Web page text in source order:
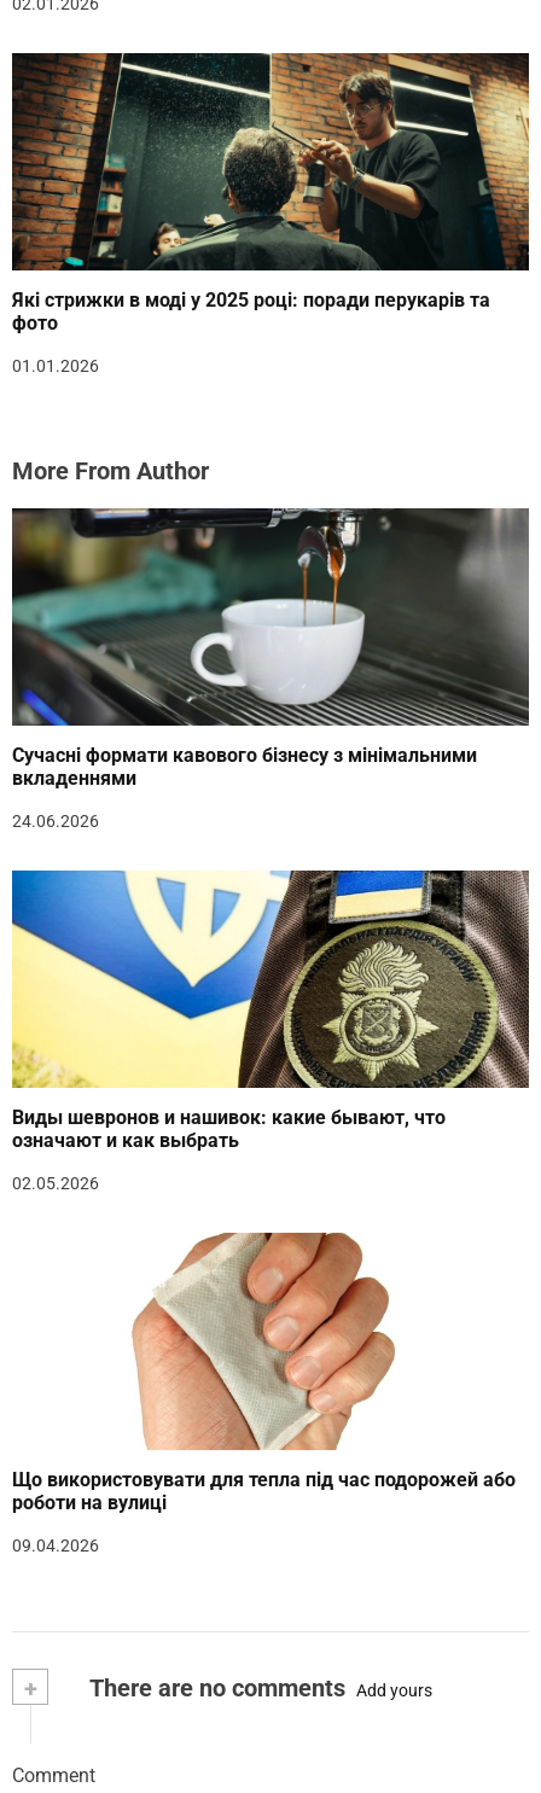
02.01.2026
Які стрижки в моді у 2025 році: поради перукарів та
фото
01.01.2026
More From Author
Сучасні формати кавового бізнесу з мінімальними
вкладеннями
24.06.2026
Виды шевронов и нашивок: какие бывают, что
означают и как выбрать
02.05.2026
Що використовувати для тепла під час подорожей або
роботи на вулиці
09.04.2026
+ There are no comments Add yours
Comment